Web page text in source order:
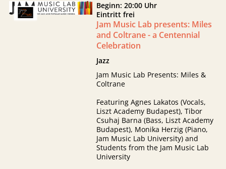
Beginn: 20:00 Uhr
Eintritt frei
Jam Music Lab presents: Miles
and Coltrane - a Centennial
Celebration
Jazz
Jam Music Lab Presents: Miles &
Coltrane
Featuring Agnes Lakatos (Vocals,
Liszt Academy Budapest), Tibor
Csuhaj Barna (Bass, Liszt Academy
Budapest), Monika Herzig (Piano,
Jam Music Lab University) and
Students from the Jam Music Lab
University